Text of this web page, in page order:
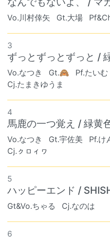
Vo.川村倖矢 Gt.大場
3
ずっとずっとずっと /
Vo.なつき Gt.🙈 Pf.たいむ
Cj.たまきゆうま
4
馬鹿の一つ覚え / 緑黄
Vo.なつき Gt.宇佐美 Pf.け
Cj.ㇰㇿィヮ
5
ハッピーエンド /
Gt&Vo.ちゃる Cj.なのは
6